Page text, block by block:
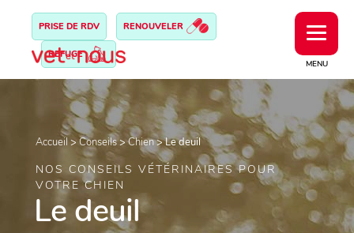
MENU
PRISE DE RDV RENOUVELER
REFUGE
Accueil >Conseils>Chien>Le deuil
NOS CONSEILS VÉTÉRINAIRES POUR
VOTRE CHIEN
Le deuil